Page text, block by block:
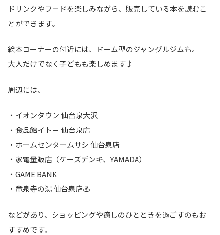
ドリンクやフードを楽しみながら、販売している本を読むこ
とができます。
絵本コーナーの付近には、ドーム型のジャングルジムも。
大人だけでなく子どもも楽しめます♪
周辺には、
・イオンタウン 仙台泉大沢
・食品館イトー 仙台泉店
・ホームセンタームサシ 仙台泉店
・家電量販店（ケーズデンキ、YAMADA）
・GAME BANK
・竜泉寺の湯 仙台泉店♨️
などがあり、ショッピングや癒しのひとときを過ごすのもお
すすめです。